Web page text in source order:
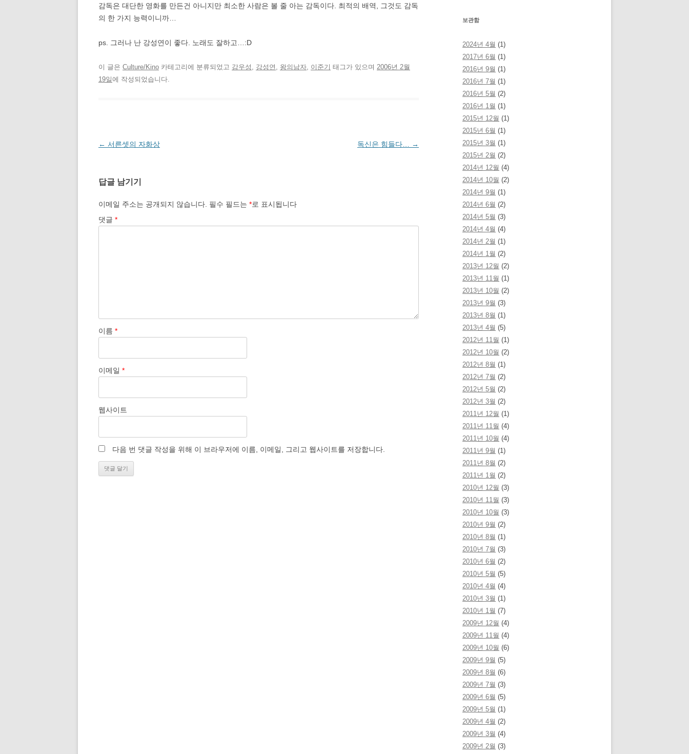
감독은 대단한 영화를 만든건 아니지만 최소한 사람은 볼 줄 아는 감독이다. 최적의 배역, 그것도 감독
의 한 가지 능력이니까…
ps. 그러나 난 강성연이 좋다. 노래도 잘하고…:D
이 글은 Culture/Kino 카테고리에 분류되었고 감우성 , 강성연 , 왕의남자, 이준기 태그가 있으며 2006년 2월
19일에 작성되었습니다.
글
게
이
션
← 서른셋의 자화상 독신은 힘들다… →
답글 남기기
이메일 주소는 공개되지 않습니다. 필수 필드는 *로 표시됩니다
댓글 *
이름 *
이메일 *
웹사이트
다음 번 댓글 작성을 위해 이 브라우저에 이름, 이메일, 그리고 웹사이트를 저장합니다.
보관함
2024년 4월 (1)
2017년 6월 (1)
2016년 9월 (1)
2016년 7월 (1)
2016년 5월 (2)
2016년 1월 (1)
2015년 12월 (1)
2015년 6월 (1)
2015년 3월 (1)
2015년 2월 (2)
2014년 12월 (4)
2014년 10월 (2)
2014년 9월 (1)
2014년 6월 (2)
2014년 5월 (3)
2014년 4월 (4)
2014년 2월 (1)
2014년 1월 (2)
2013년 12월 (2)
2013년 11월 (1)
2013년 10월 (2)
2013년 9월 (3)
2013년 8월 (1)
2013년 4월 (5)
2012년 11월 (1)
2012년 10월 (2)
2012년 8월 (1)
2012년 7월 (2)
2012년 5월 (2)
2012년 3월 (2)
2011년 12월 (1)
2011년 11월 (4)
2011년 10월 (4)
2011년 9월 (1)
2011년 8월 (2)
2011년 1월 (2)
2010년 12월 (3)
2010년 11월 (3)
2010년 10월 (3)
2010년 9월 (2)
2010년 8월 (1)
2010년 7월 (3)
2010년 6월 (2)
2010년 5월 (5)
2010년 4월 (4)
2010년 3월 (1)
2010년 1월 (7)
2009년 12월 (4)
2009년 11월 (4)
2009년 10월 (6)
2009년 9월 (5)
2009년 8월 (6)
2009년 7월 (3)
2009년 6월 (5)
2009년 5월 (1)
2009년 4월 (2)
2009년 3월 (4)
2009년 2월 (3)